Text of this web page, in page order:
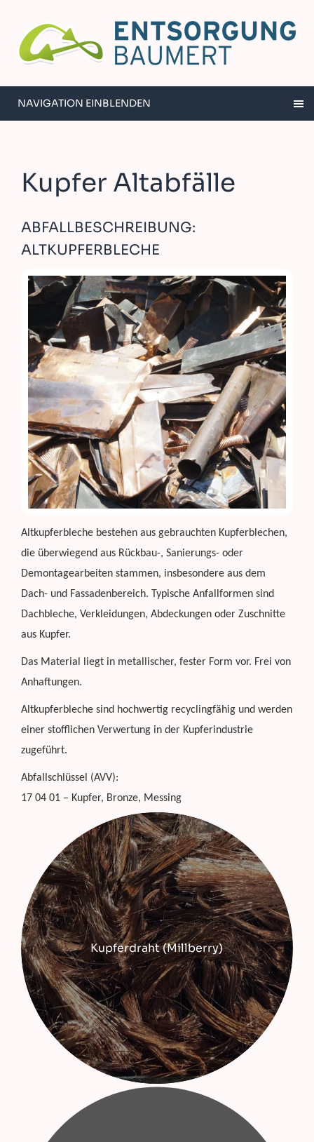
NAVIGATION EINBLENDEN
Kupfer Altabfälle
ABFALLBESCHREIBUNG:
ALTKUPFERBLECHE
Altkupferbleche bestehen aus gebrauchten Kupferblechen,
die überwiegend aus Rückbau-, Sanierungs- oder
Demontagearbeiten stammen, insbesondere aus dem
Dach- und Fassadenbereich. Typische Anfallformen sind
Dachbleche, Verkleidungen, Abdeckungen oder Zuschnitte
aus Kupfer.
Das Material liegt in metallischer, fester Form vor. Frei von
Anhaftungen.
Altkupferbleche sind hochwertig recyclingfähig und werden
einer stofflichen Verwertung in der Kupferindustrie
zugeführt.
Abfallschlüssel (AVV):
17 04 01 – Kupfer, Bronze, Messing
Kupferdraht (Millberry)